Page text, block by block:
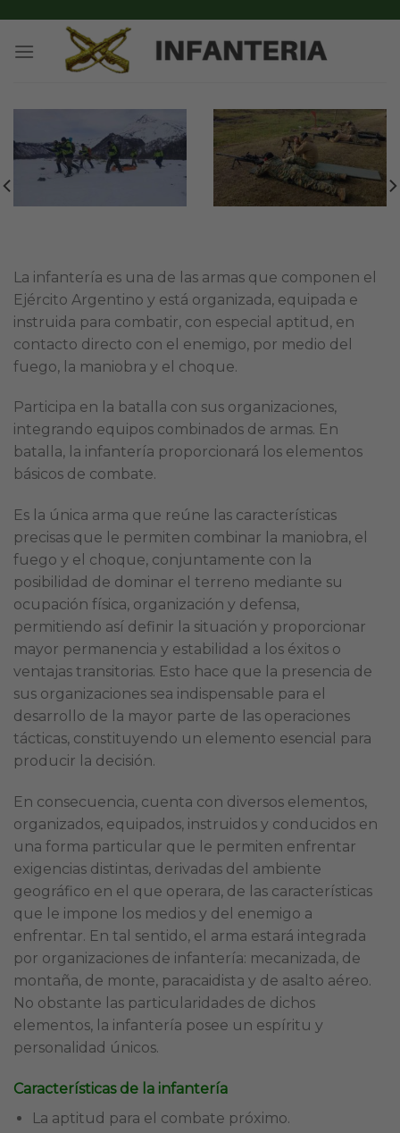
content
La infantería es una de las armas que componen el
Ejército Argentino y está organizada, equipada e
instruida para combatir, con especial aptitud, en
contacto directo con el enemigo, por medio del
fuego, la maniobra y el choque.
Participa en la batalla con sus organizaciones,
integrando equipos combinados de armas. En
batalla, la infantería proporcionará los elementos
básicos de combate.
Es la única arma que reúne las características
precisas que le permiten combinar la maniobra, el
fuego y el choque, conjuntamente con la
posibilidad de dominar el terreno mediante su
ocupación física, organización y defensa,
permitiendo así definir la situación y proporcionar
mayor permanencia y estabilidad a los éxitos o
ventajas transitorias. Esto hace que la presencia de
sus organizaciones sea indispensable para el
desarrollo de la mayor parte de las operaciones
tácticas, constituyendo un elemento esencial para
producir la decisión.
En consecuencia, cuenta con diversos elementos,
organizados, equipados, instruidos y conducidos en
una forma particular que le permiten enfrentar
exigencias distintas, derivadas del ambiente
geográfico en el que operara, de las características
que le impone los medios y del enemigo a
enfrentar. En tal sentido, el arma estará integrada
por organizaciones de infantería: mecanizada, de
montaña, de monte, paracaidista y de asalto aéreo.
No obstante las particularidades de dichos
elementos, la infantería posee un espíritu y
personalidad únicos.
Características de la infantería
La aptitud para el combate próximo.